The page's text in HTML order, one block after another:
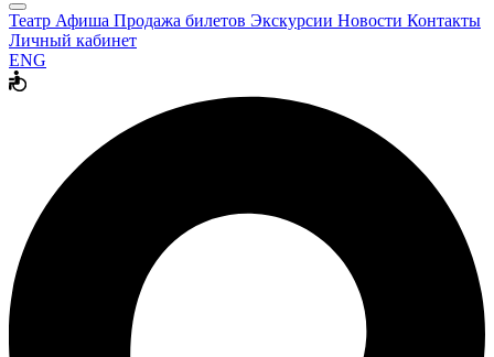
Театр Афиша Продажа билетов Экскурсии Новости Контакты
Личный кабинет
ENG